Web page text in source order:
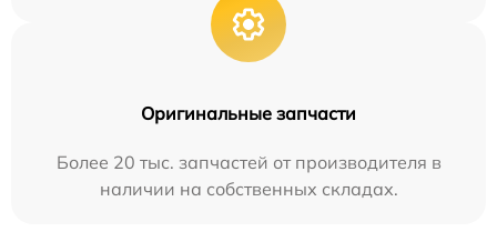
Оригинальные запчасти
Более 20 тыс. запчастей от производителя в
наличии на собственных складах.